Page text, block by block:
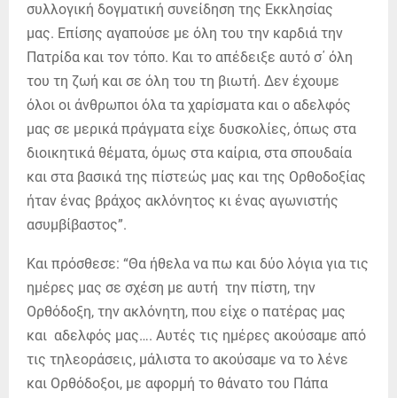
συλλογική δογματική συνείδηση της Εκκλησίας
μας. Επίσης αγαπούσε με όλη του την καρδιά την
Πατρίδα και τον τόπο. Και το απέδειξε αυτό σ΄ όλη
του τη ζωή και σε όλη του τη βιωτή. Δεν έχουμε
όλοι οι άνθρωποι όλα τα χαρίσματα και ο αδελφός
μας σε μερικά πράγματα είχε δυσκολίες, όπως στα
διοικητικά θέματα, όμως στα καίρια, στα σπουδαία
και στα βασικά της πίστεώς μας και της Ορθοδοξίας
ήταν ένας βράχος ακλόνητος κι ένας αγωνιστής
ασυμβίβαστος”.
Και πρόσθεσε: “Θα ήθελα να πω και δύο λόγια για τις
ημέρες μας σε σχέση με αυτή την πίστη, την
Ορθόδοξη, την ακλόνητη, που είχε ο πατέρας μας
και αδελφός μας…. Αυτές τις ημέρες ακούσαμε από
τις τηλεοράσεις, μάλιστα το ακούσαμε να το λένε
και Ορθόδοξοι, με αφορμή το θάνατο του Πάπα